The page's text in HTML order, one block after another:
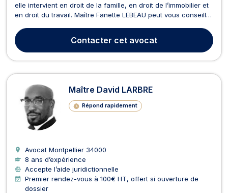
elle intervient en droit de la famille, en droit de l’immobilier et
en droit du travail. Maître Fanette LEBEAU peut vous conseiller
séparation, à l'autorité parentale et à la garde d'enfant, au
droit de visite...
Contacter cet avocat
Maître David LARBRE
Répond rapidement
Avocat Montpellier 34000
8 ans d’expérience
Accepte l’aide juridictionnelle
Premier rendez-vous à 100€ HT, offert si ouverture de
dossier